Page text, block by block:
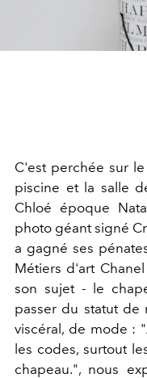
C'est perchée sur
piscine et la salle
Chloé époque
photo géant signé
a gagné ses
Métiers d'art
son sujet - le
passer du statut de
viscéral, de mode :
les codes, surtout
chapeau.", nous